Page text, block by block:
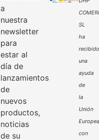
a
nuestra
newsletter
para
estar al
día de
lanzamientos
de
nuevos
productos,
noticias
de su
SL
ha
recibido
una
ayuda
de
la
Unión
Europea
con